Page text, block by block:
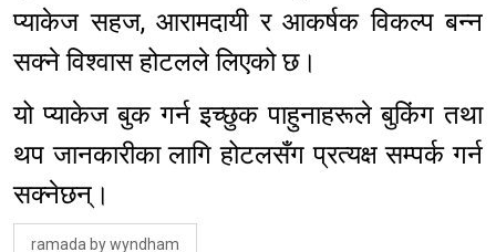
प्याकेज सहज, आरामदायी र आकर्षक विकल्प बन्न
सक्ने विश्वास होटलले लिएको छ।
यो प्याकेज बुक गर्न इच्छुक पाहुनाहरूले बुकिंग तथा
थप जानकारीका लागि होटलसँग प्रत्यक्ष सम्पर्क गर्न
सक्नेछन्।
ramada by wyndham